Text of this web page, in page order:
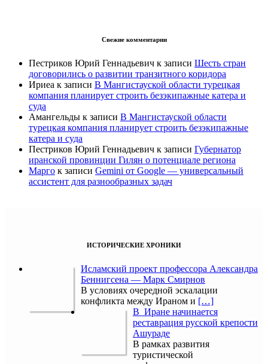
Свежие комментарии
Пестриков Юрий Геннадьевич к записи Шесть стран
договорились о развитии транзитного коридора
Ириеа к записи В Мангистауской области турецкая
компания планирует строить безэкипажные катера и
суда
Амангельды к записи В Мангистауской области
турецкая компания планирует строить безэкипажные
катера и суда
Пестриков Юрий Геннадьевич к записи Губернатор
иранской провинции Гилян о потенциале региона
Марго к записи Gemini от Google — универсальный
ассистент для разнообразных задач
ИСТОРИЧЕСКИЕ ХРОНИКИ
Исламский проект профессора Александра
Беннигсена — Марк Смирнов
В условиях очередной эскалации
конфликта между Ираном и […]
В Иране начинается
реставрация русской крепости
Ашураде
В рамках развития
туристической